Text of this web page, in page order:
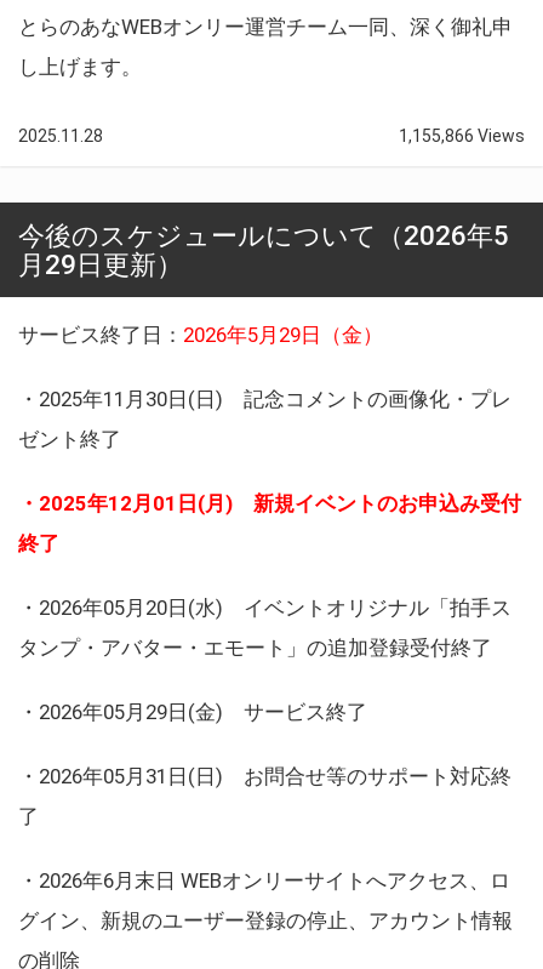
とらのあなWEBオンリー運営チーム一同、深く御礼申
し上げます。
2025.11.28 1,155,866 Views
今後のスケジュールについて（2026年5
月29日更新）
サービス終了日： 2026年5月29日（金）
・2025年11月30日(日) 記念コメントの画像化・プレ
ゼント終了
・2025年12月01日(月) 新規イベントのお申込み受付
終了
・2026年05月20日(水) イベントオリジナル「拍手ス
タンプ・アバター・エモート」の追加登録受付終了
・2026年05月29日(金) サービス終了
・2026年05月31日(日) お問合せ等のサポート対応終
了
・2026年6月末日 WEBオンリーサイトへアクセス、ロ
グイン、新規のユーザー登録の停止、アカウント情報
の削除